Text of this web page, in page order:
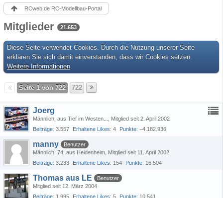
RCweb.de RC-Modellbau-Portal
Mitglieder 21.653
Diese Seite verwendet Cookies. Durch die Nutzung unserer Seite
erklären Sie sich damit einverstanden, dass wir Cookies setzen.
Weitere Informationen
Seite 1 von 722 722
Joerg
Männlich aus Tief im Westen...
Mitglied seit 2. April 2002
Beiträge 3.557 Erhaltene Likes 4 Punkte −4.182.936
manny
Benutzer
Männlich 74 aus Heidenheim Mitglied seit 11. April 2002
Beiträge 3.233 Erhaltene Likes 154 Punkte 16.504
Thomas aus LE
Benutzer
Mitglied seit 12. März 2004
Beiträge 1.995 Erhaltene Likes 5 Punkte 10.541